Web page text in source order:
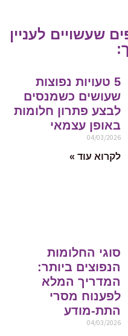
שעשויים לעניין
5 טעויות נפוצות
שעושים כשמנסים
לבצע פתרון חלומות
באופן עצמאי
04/03/2026
לקרוא עוד »
סוגי החלומות
הנפוצים ביותר:
המדריך המלא
לפענוח מסרי
התת-מודע
04/03/2026